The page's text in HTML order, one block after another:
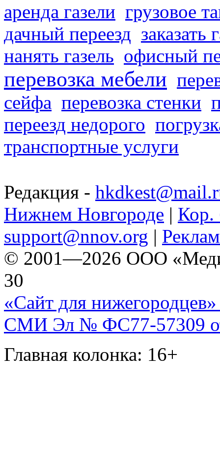
аренда газели грузовое
дачный переезд заказать
нанять газель офисный
перевозка мебели
сейфа перевозка стенки
переезд недорого
транспортные услуги
Редакция -
Нижнем Новгороде | Кор.
support@nnov.org |
© 2001—2026 ООО
30
«Сайт для нижегородцев»
СМИ Эл № ФС77-57309
Главная колонка: 16+